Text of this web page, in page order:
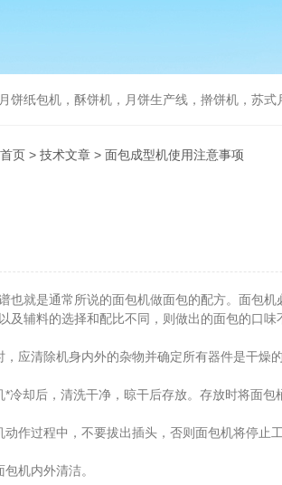
月饼纸包机，酥饼机，月饼生产线，擀饼机，苏式月饼机，
首页 > 技术文章 > 面包成型机使用注意事项
就是通常所说的面包机做面包的配方。面包机
及辅料的选择和配比不同，则做出的面包的口
清除机身内外的杂物并确定所有器件是干燥
却后，清洗干净，晾干后存放。存放时将面包
过程中，不要拔出插头，否则面包机将停止
机内外清洁。